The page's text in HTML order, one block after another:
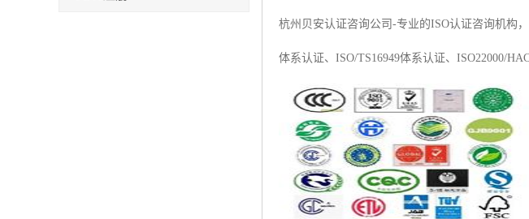
杭州贝安认证咨询公司-专业的ISO认证咨询机构
体系认证、ISO/TS16949体系认证、ISO22000/